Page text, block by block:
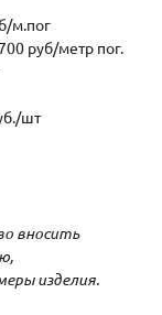
м.пог
руб/метр пог.
шт
вносить
изделия.